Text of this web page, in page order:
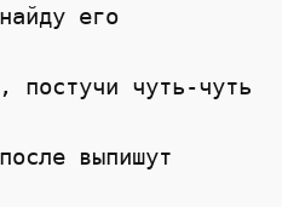
его
постучи чуть-чуть
выпишут